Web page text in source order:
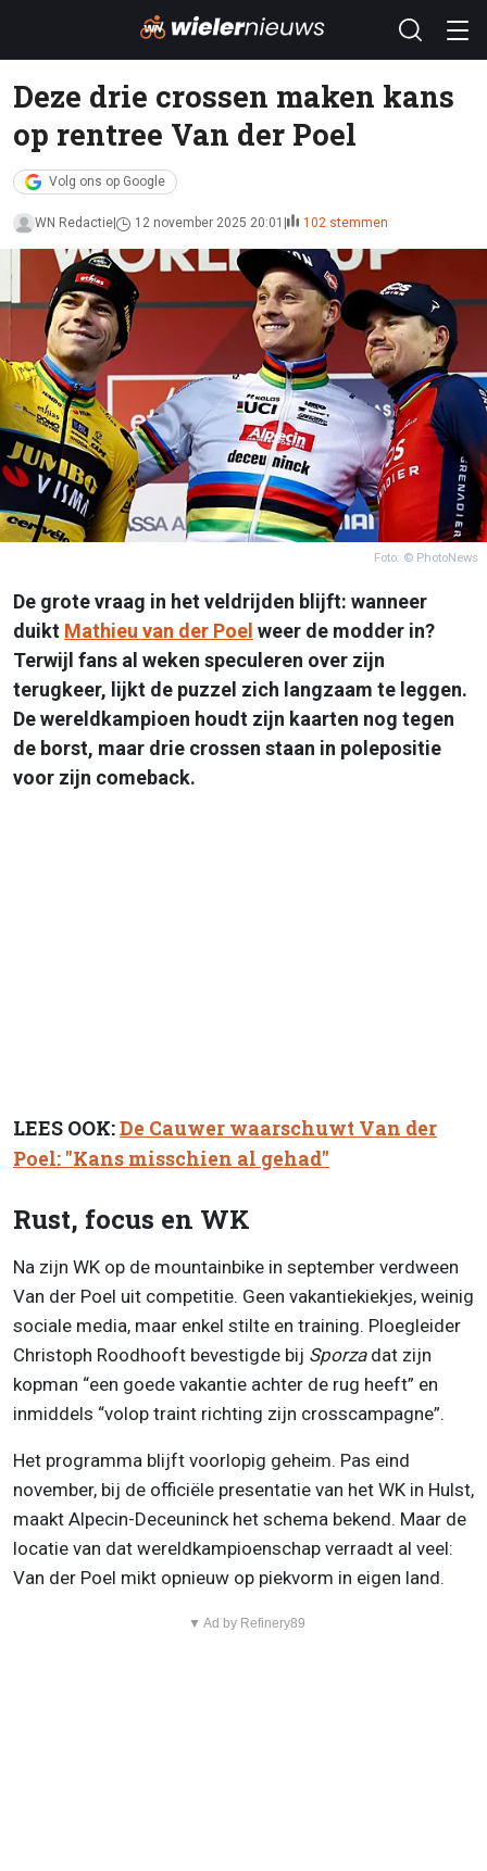
Deze drie crossen maken kans
op rentree Van der Poel
Volg ons op Google
WN Redactie 12 november 2025 20:01 102 stemmen
Foto: © PhotoNews
De grote vraag in het veldrijden blijft: wanneer
duikt Mathieu van der Poel weer de modder in?
Terwijl fans al weken speculeren over zijn
terugkeer, lijkt de puzzel zich langzaam te leggen.
De wereldkampioen houdt zijn kaarten nog tegen
de borst, maar drie crossen staan in polepositie
voor zijn comeback.
LEES OOK:De Cauwer waarschuwt Van der
Poel: "Kans misschien al gehad"
Rust, focus en WK
Na zijn WK op de mountainbike in september verdween
Van der Poel uit competitie. Geen vakantiekiekjes, weinig
sociale media, maar enkel stilte en training. Ploegleider
Christoph Roodhooft bevestigde bij Sporzadat zijn
kopman “een goede vakantie achter de rug heeft” en
inmiddels “volop traint richting zijn crosscampagne”.
Het programma blijft voorlopig geheim. Pas eind
november, bij de officiële presentatie van het WK in Hulst,
maakt Alpecin-Deceuninck het schema bekend. Maar de
locatie van dat wereldkampioenschap verraadt al veel:
Van der Poel mikt opnieuw op piekvorm in eigen land.
▼ Ad by Refinery89